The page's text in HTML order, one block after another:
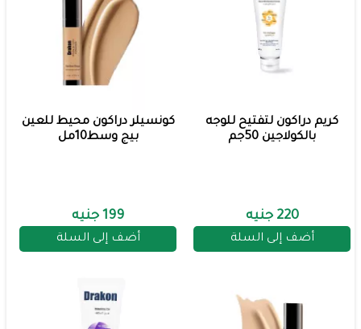
كريم دراكون لتفتيح للوجه
بالكولاجين 50جم
220 جنيه
أضف إلى السلة
كونسيلر دراكون محيط للعين
بيج وسط10مل
199 جنيه
أضف إلى السلة